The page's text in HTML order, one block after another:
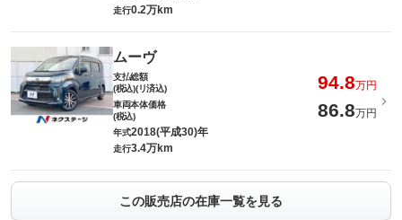
走行0.2万km
ムーヴ
支払総額
(税込)(リ済込)
94.8万円
車両本体価格
(税込)
86.8万円
年式2018(平成30)年
走行3.4万km
この販売店の在庫一覧を見る